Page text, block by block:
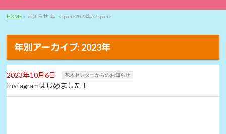
HOME» お知らせ 年: <span>2023年</span>
年別アーカイブ: 2023年
2023年10月6日 花木センターからのお知らせ
Instagramはじめました！